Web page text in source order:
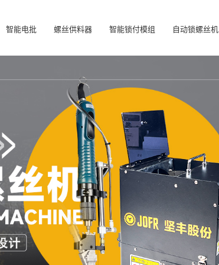
智能电批 螺丝供料器 智能锁付模组 自动锁螺丝机